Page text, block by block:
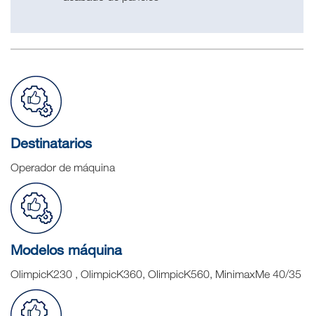
Destinatarios
Operador de máquina
Modelos máquina
OlimpicK230 , OlimpicK360, OlimpicK560, MinimaxMe 40/35